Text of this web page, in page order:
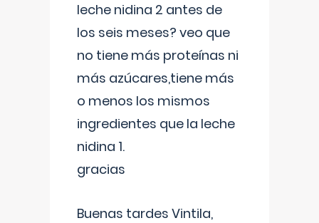
leche nidina 2 antes de
los seis meses? veo que
no tiene más proteínas ni
más azúcares,tiene más
o menos los mismos
ingredientes que la leche
nidina 1.
gracias
Buenas tardes Vintila,